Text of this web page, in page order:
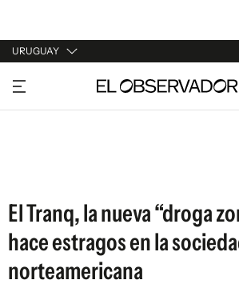
URUGUAY
URUGUAY
ARGENTINA
El Tranq, la nueva “droga
hace estragos en la
norteamericana